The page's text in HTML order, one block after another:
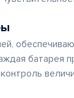
батарея